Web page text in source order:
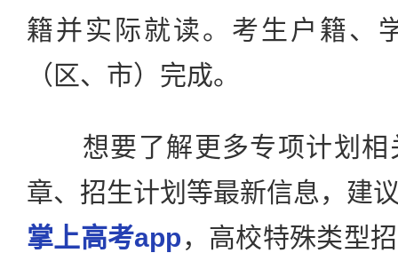
籍并实际就读。考生户籍、
（区、市）完成。
想要了解更多专项计划相
章、招生计划等最新信息，建
掌上高考app ，高校特殊类型